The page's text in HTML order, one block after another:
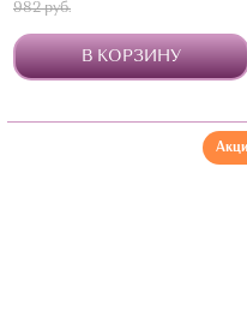
982 руб.
В КОРЗИНУ